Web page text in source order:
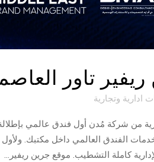
تاور
ادارية وتجارية
من شركة مُدن أول فندق عالمي
كاملة التشطيب. موقع جرين ريفير...